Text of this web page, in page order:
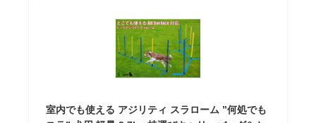
室内でも使える アジリティ スラローム ”何処でも